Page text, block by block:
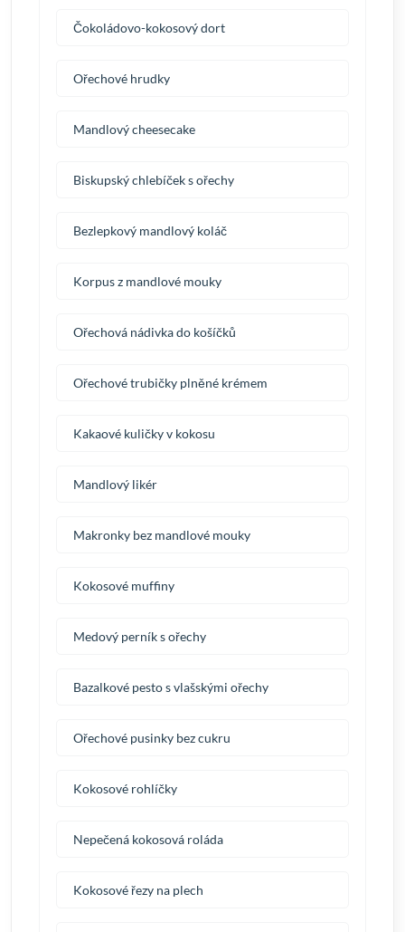
Čokoládovo-kokosový dort
Ořechové hrudky
Mandlový cheesecake
Biskupský chlebíček s ořechy
Bezlepkový mandlový koláč
Korpus z mandlové mouky
Ořechová nádivka do košíčků
Ořechové trubičky plněné krémem
Kakaové kuličky v kokosu
Mandlový likér
Makronky bez mandlové mouky
Kokosové muffiny
Medový perník s ořechy
Bazalkové pesto s vlašskými ořechy
Ořechové pusinky bez cukru
Kokosové rohlíčky
Nepečená kokosová roláda
Kokosové řezy na plech